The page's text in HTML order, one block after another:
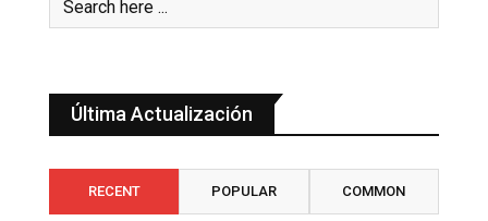
Última Actualización
RECENT POPULAR COMMON